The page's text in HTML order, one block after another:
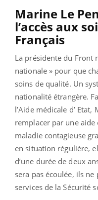
Marine Le
l’accès aux
Français
La présidente du Front
nationale » pour que
soins de qualité. Un
nationalité étrangère.
l’Aide médicale d’
remplacer par une aide
maladie contagieuse
en situation régulière,
d’une durée de deux
sera pas écoulée, ils
services de la Sécurité